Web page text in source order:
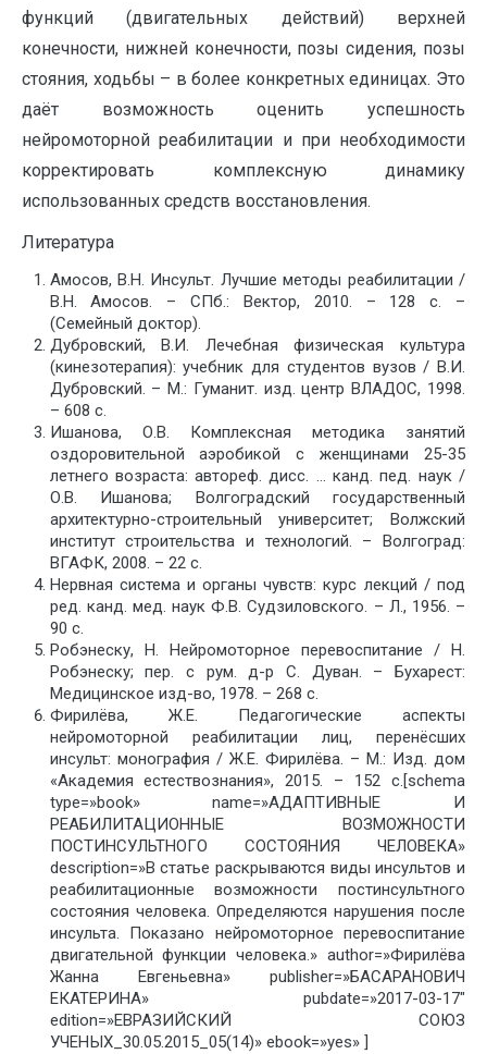
функций (двигательных действий) верхней
конечности, нижней конечности, позы сидения, позы
стояния, ходьбы – в более конкретных единицах. Это
даёт возможность оценить успешность
нейромоторной реабилитации и при необходимости
корректировать комплексную динамику
использованных средств восстановления.
Литература
Амосов, В.Н. Инсульт. Лучшие методы реабилитации /
В.Н. Амосов. – СПб.: Вектор, 2010. – 128 с. –
(Семейный доктор).
Дубровский, В.И. Лечебная физическая культура
(кинезотерапия): учебник для студентов вузов / В.И.
Дубровский. – М.: Гуманит. изд. центр ВЛАДОС, 1998.
– 608 с.
Ишанова, О.В. Комплексная методика занятий
оздоровительной аэробикой с женщинами 25-35
летнего возраста: автореф. дисс. … канд. пед. наук /
О.В. Ишанова; Волгоградский государственный
архитектурно-строительный университет; Волжский
институт строительства и технологий. – Волгоград:
ВГАФК, 2008. – 22 с.
Нервная система и органы чувств: курс лекций / под
ред. канд. мед. наук Ф.В. Судзиловского. – Л., 1956. –
90 с.
Робэнеску, Н. Нейромоторное перевоспитание / Н.
Робэнеску; пер. с рум. д-р С. Дуван. – Бухарест:
Медицинское изд-во, 1978. – 268 с.
Фирилёва, Ж.Е. Педагогические аспекты
нейромоторной реабилитации лиц, перенёсших
инсульт: монография / Ж.Е. Фирилёва. – М.: Изд. дом
«Академия естествознания», 2015. – 152 с.[schema
type=»book» name=»АДАПТИВНЫЕ И
РЕАБИЛИТАЦИОННЫЕ ВОЗМОЖНОСТИ
ПОСТИНСУЛЬТНОГО СОСТОЯНИЯ ЧЕЛОВЕКА»
description=»В статье раскрываются виды инсультов и
реабилитационные возможности постинсультного
состояния человека. Определяются нарушения после
инсульта. Показано нейромоторное перевоспитание
двигательной функции человека.» author=»Фирилёва
Жанна Евгеньевна» publisher=»БАСАРАНОВИЧ
ЕКАТЕРИНА» pubdate=»2017-03-17″
edition=»ЕВРАЗИЙСКИЙ СОЮЗ
УЧЕНЫХ_30.05.2015_05(14)» ebook=»yes» ]